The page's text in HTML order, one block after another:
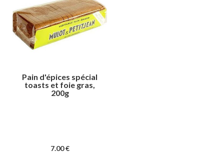
Pain d'épices spécial
toasts et foie gras,
200g
7.00 €